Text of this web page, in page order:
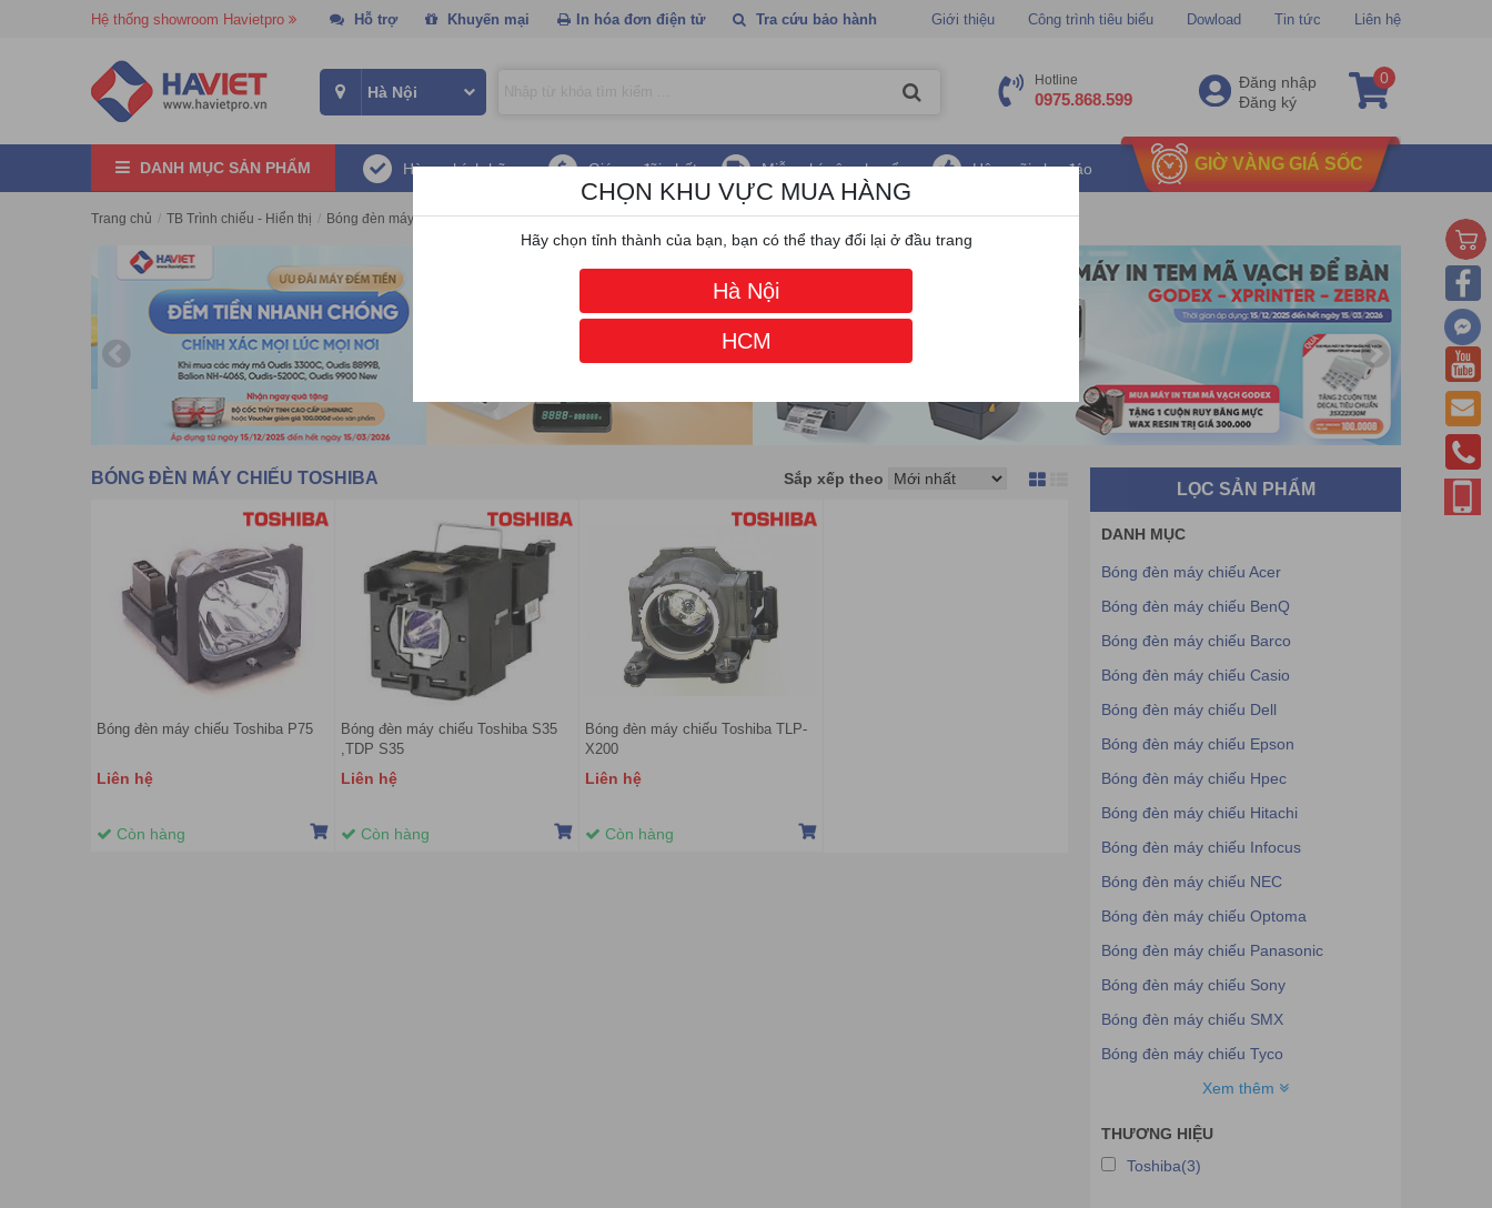
Hệ thống showroom Havietpro Hỗ trợ Khuyến mại In hóa đơn điện tử Tra cứu bảo hành Giới thiệu Công trình tiêu biểu Dowload Tin tức Liên hệ
Hotline
0975.868.599
Đăng nhập
Đăng ký
0
DANH MỤC SẢN PHẨM Hàng chính hãng Giá ưu đãi nhất Miễn phí vận chuyển Hậu mãi chu đáo GIỜ VÀNG GIÁ SỐC
Trang chủ / TB Trình chiếu - Hiển thị / Bóng đèn máy chiếu / Bóng đèn máy chiếu Toshiba
BÓNG ĐÈN MÁY CHIẾU TOSHIBA Sắp xếp theo
Bóng đèn máy chiếu Toshiba P75
Liên hệ
Còn hàng
Bóng đèn máy chiếu Toshiba S35
,TDP S35
Liên hệ
Còn hàng
Bóng đèn máy chiếu Toshiba TLP-
X200
Liên hệ
Còn hàng
LỌC SẢN PHẨM
DANH MỤC
Bóng đèn máy chiếu Acer
Bóng đèn máy chiếu BenQ
Bóng đèn máy chiếu Barco
Bóng đèn máy chiếu Casio
Bóng đèn máy chiếu Dell
Bóng đèn máy chiếu Epson
Bóng đèn máy chiếu Hpec
Bóng đèn máy chiếu Hitachi
Bóng đèn máy chiếu Infocus
Bóng đèn máy chiếu NEC
Bóng đèn máy chiếu Optoma
Bóng đèn máy chiếu Panasonic
Bóng đèn máy chiếu Sony
Bóng đèn máy chiếu SMX
Bóng đèn máy chiếu Tyco
Bóng đèn máy chiếu Viewsonic
Bóng đèn máy chiếu Vivitek
Bóng đèn máy chiếu Eiki
Xem thêm
THƯƠNG HIỆU
Toshiba(3)
CHỌN KHU VỰC MUA HÀNG
Hãy chọn tỉnh thành của bạn, bạn có thể thay đổi lại ở đầu trang
Hà Nội
HCM